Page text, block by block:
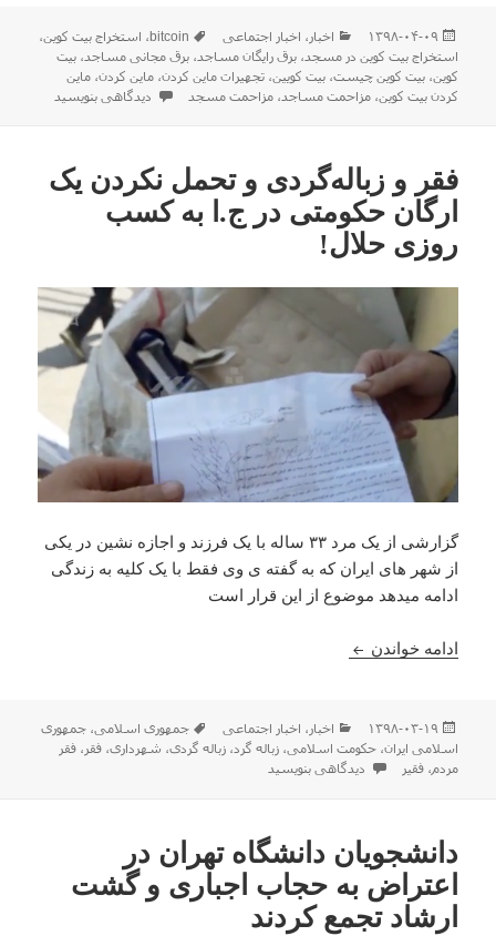
ارسال
شده
در
۱۳۹۸-۰۴-۰۹ دسته‌ها
اخبار ، اخبار اجتماعی برچسب‌ها
bitcoin، استخراج بیت کوین،
استخراج بیت کوین در مسجد ،برق رایگان مساجد ،برق مجانی مساجد ،بیت
کوین،بیت کوین چیست،بیت کویین،تجهیرات ماین کردن،ماین کردن،ماین
کردن بیت کوین،مزاحمت مساجد ،مزاحمت مسجد برای استخراج بیت کوین در
دیدگاهی بنویسید
فقر و زباله‌گردی و تحمل نکردن یک
ارگان حکومتی در ج.ا به کسب
روزی حلال!
گزارشی از یک مرد ۳۳ ساله با یک فرزند و اجازه نشین در یکی
از شهر های ایران که به گفته ی وی فقط با یک کلیه به زندگی
ادامه میدهد موضوع از این قرار است
ادامه خواندن فقر و زباله‌گردی و تحمل نکردن یک ارگان حکومتی
ارسال
شده
در
۱۳۹۸-۰۳-۱۹ دسته‌ها
اخبار ، اخبار اجتماعی برچسب‌ها
جمهوری اسلامی،جمهوری
اسلامی ایران،حکومت اسلامی،زباله گرد،زباله گردی، شهرداری،فقر ،فقر
مردم،فقیر برای فقر و زباله‌گردی و تحمل نکردن یک ارگان حکومتی در ج.ا به
دیدگاهی بنویسید
دانشجویان دانشگاه تهران در
اعتراض به حجاب اجباری و گشت
ارشاد تجمع کردند